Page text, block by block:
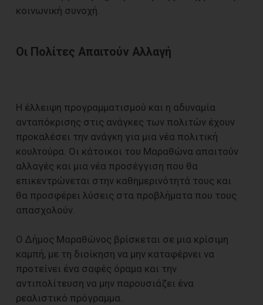
κοινωνική συνοχή.
Οι Πολίτες Απαιτούν Αλλαγή
Η έλλειψη προγραμματισμού και η αδυναμία
ανταπόκρισης στις ανάγκες των πολιτών έχουν
προκαλέσει την ανάγκη για μια νέα πολιτική
κουλτούρα. Οι κάτοικοι του Μαραθώνα απαιτούν
αλλαγές και μια νέα προσέγγιση που θα
επικεντρώνεται στην καθημερινότητά τους και
θα προσφέρει λύσεις στα προβλήματα που τους
απασχολούν.
Ο Δήμος Μαραθώνος βρίσκεται σε μια κρίσιμη
καμπή, με τη διοίκηση να μην καταφέρνει να
προτείνει ένα σαφές όραμα και την
αντιπολίτευση να μην παρουσιάζει ένα
ρεαλιστικό πρόγραμμα.